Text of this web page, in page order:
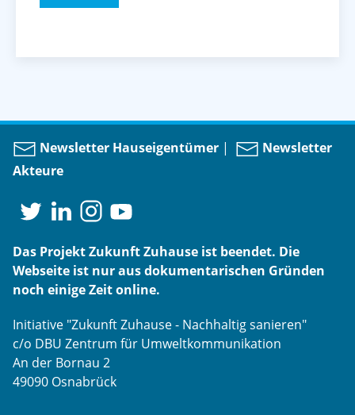
Newsletter Hauseigentümer |
Newsletter
Akteure
Das Projekt Zukunft Zuhause ist beendet. Die
Webseite ist nur aus dokumentarischen Gründen
noch einige Zeit online.
Initiative "Zukunft Zuhause - Nachhaltig sanieren"
c/o DBU Zentrum für Umweltkommunikation
An der Bornau 2
49090 Osnabrück